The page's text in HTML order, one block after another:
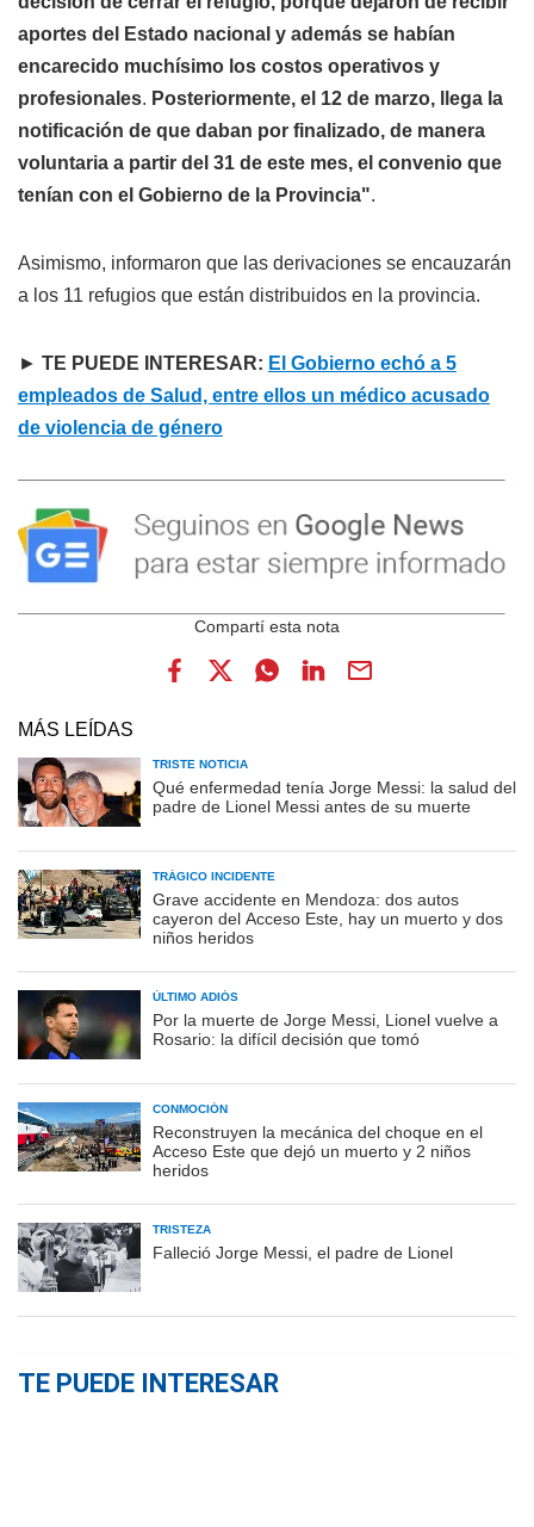
aportes del Estado nacional y además se habían
encarecido muchísimo los costos operativos y
profesionales. Posteriormente, el 12 de marzo, llega la
notificación de que daban por finalizado, de manera
voluntaria a partir del 31 de este mes, el convenio que
tenían con el Gobierno de la Provincia".
Asimismo, informaron que las derivaciones se encauzarán
a los 11 refugios que están distribuidos en la provincia.
► TE PUEDE INTERESAR: El Gobierno echó a 5
empleados de Salud, entre ellos un médico acusado
de violencia de género
MÁS LEÍDAS
TRISTE NOTICIA
Qué enfermedad tenía Jorge Messi: la salud del
padre de Lionel Messi antes de su muerte
TRÁGICO INCIDENTE
Grave accidente en Mendoza: dos autos
cayeron del Acceso Este, hay un muerto y dos
niños heridos
ÚLTIMO ADIÓS
Por la muerte de Jorge Messi, Lionel vuelve a
Rosario: la difícil decisión que tomó
CONMOCIÓN
Reconstruyen la mecánica del choque en el
Acceso Este que dejó un muerto y 2 niños
heridos
TRISTEZA
Falleció Jorge Messi, el padre de Lionel
TE PUEDE INTERESAR